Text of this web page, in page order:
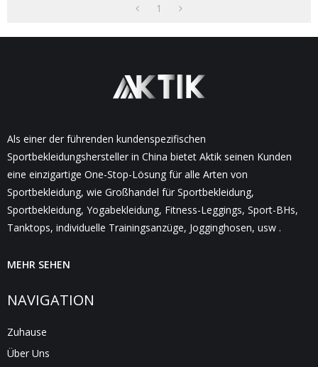
1
Als einer der führenden kundenspezifischen
Sportbekleidungshersteller in China bietet Aktik seinen Kunden
eine einzigartige One-Stop-Lösung für alle Arten von
Sportbekleidung, wie Großhandel für Sportbekleidung,
Sportbekleidung, Yogabekleidung, Fitness-Leggings, Sport-BHs,
Tanktops, individuelle Trainingsanzüge, Jogginghosen, usw .
MEHR SEHEN
NAVIGATION
Zuhause
Über Uns